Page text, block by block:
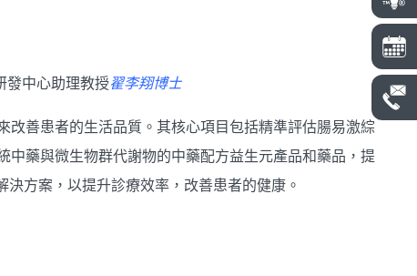
中心助理教授翟李翔博士
善患者的生活品質。其核心項目包括精準評估腸易激綜
藥與微生物群代謝物的中藥配方益生元產品和藥品，提
方案，以提升診療效率，改善患者的健康。